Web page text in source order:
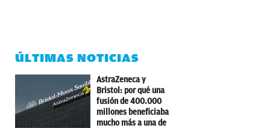
ÚLTIMAS NOTICIAS
AstraZeneca y
Bristol: por qué una
fusión de 400.000
millones beneficiaba
mucho más a una de